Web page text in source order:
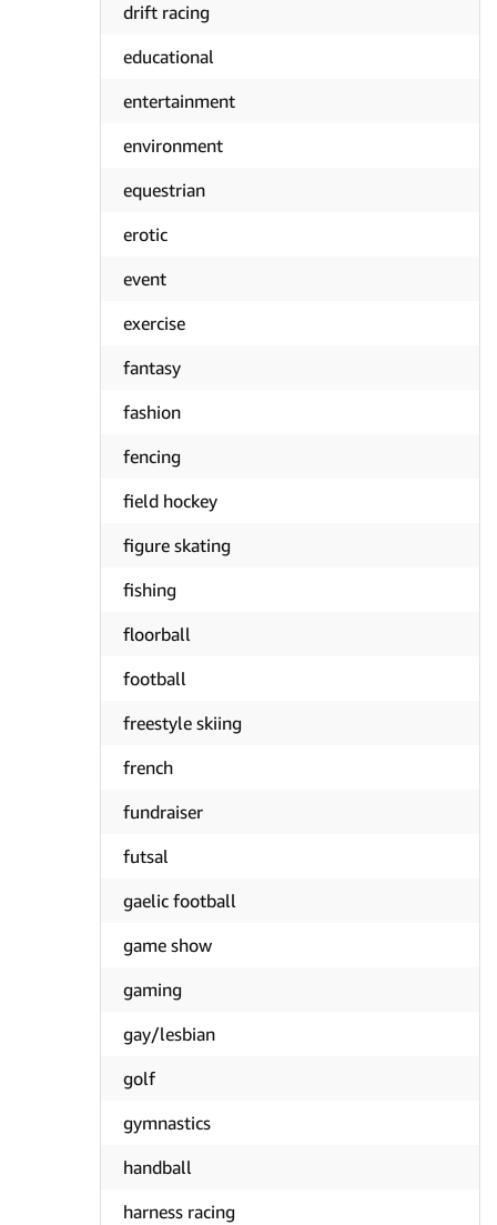
drift racing
educational
entertainment
environment
equestrian
erotic
event
exercise
fantasy
fashion
fencing
field hockey
figure skating
fishing
floorball
football
freestyle skiing
french
fundraiser
futsal
gaelic football
game show
gaming
gay/lesbian
golf
gymnastics
handball
harness racing